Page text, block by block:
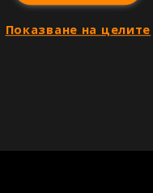
Показване на целите